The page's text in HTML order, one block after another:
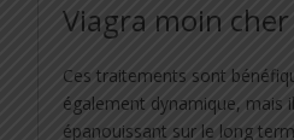
Viagra moin
Ces traitements sont
également dynamique, mais
épanouissant sur le long